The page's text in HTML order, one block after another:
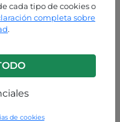
cada tipo de cookies o
completa sobre
.
de cookies